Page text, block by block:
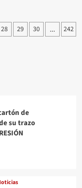
28 29 30 …
242
de
su trazo